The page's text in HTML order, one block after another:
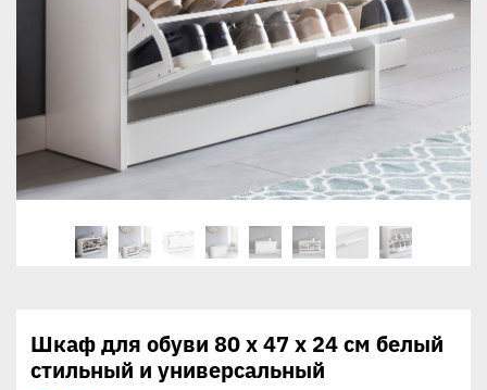
Шкаф для обуви 80 x 47 x 24 см белый
стильный и универсальный